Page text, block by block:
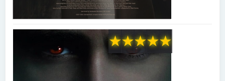
★
★
★
★
★